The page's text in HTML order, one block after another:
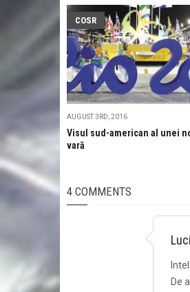
COSR
AUGUST 3RD, 2016
Visul sud-american al unei
vară
4 COMMENTS
De